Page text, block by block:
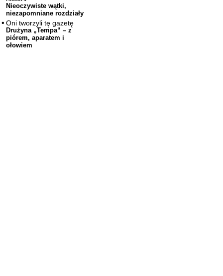
Nieoczywiste wątki,
niezapomniane rozdziały
Oni tworzyli tę gazetę
Drużyna „Tempa“ – z
piórem, aparatem i
ołowiem